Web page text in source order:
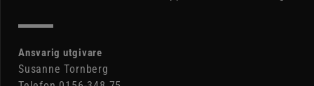
Ansvarig utgivare
Susanne Tornberg